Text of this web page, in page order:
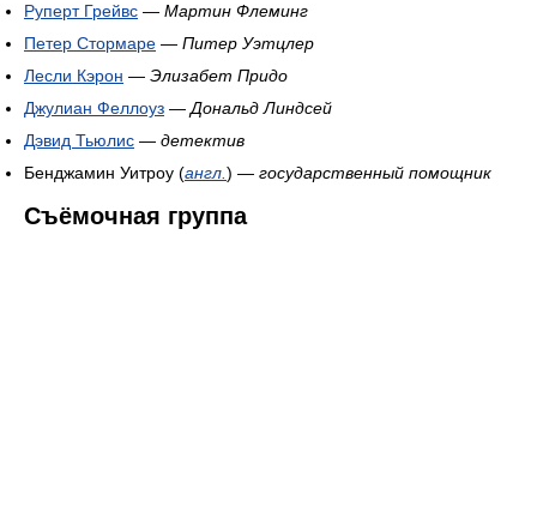
Руперт Грейвс — Мартин Флеминг
Петер Стормаре — Питер Уэтцлер
Лесли Кэрон — Элизабет Придо
Джулиан Феллоуз — Дональд Линдсей
Дэвид Тьюлис — детектив
Бенджамин Уитроу (англ. ) — государственный помощник
Съёмочная группа